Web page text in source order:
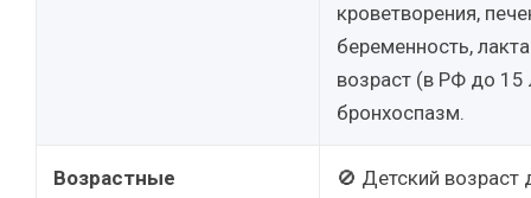
кроветворения,
беременность,
возраст (в РФ до 15
бронхоспазм.
Возрастные
🚫 Детский возраст